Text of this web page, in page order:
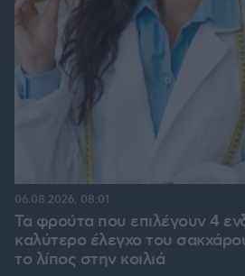
Τα φρούτα που επιλέγουν 4
καλύτερο έλεγχο του
το λίπος στην κοιλιά
06.08.2026, 08:01